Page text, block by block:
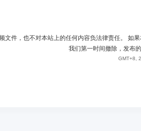
件，也不对本站上的任何内容负法律责任。 如
我们第一时间撤除，发布
GMT+8,